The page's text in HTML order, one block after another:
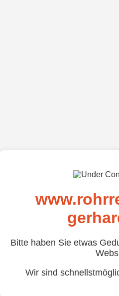
Bitte haben Sie etwas
Wir sind